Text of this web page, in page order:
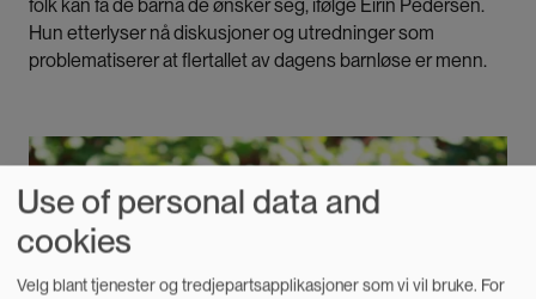
folk kan få de barna de ønsker seg, ifølge Eirin Pedersen.
Hun etterlyser nå diskusjoner og utredninger som
problematiserer at flertallet av dagens barnløse er menn.
Bilde
Use of personal data and
cookies
Velg blant tjenester og tredjepartsapplikasjoner som vi vil bruke. For